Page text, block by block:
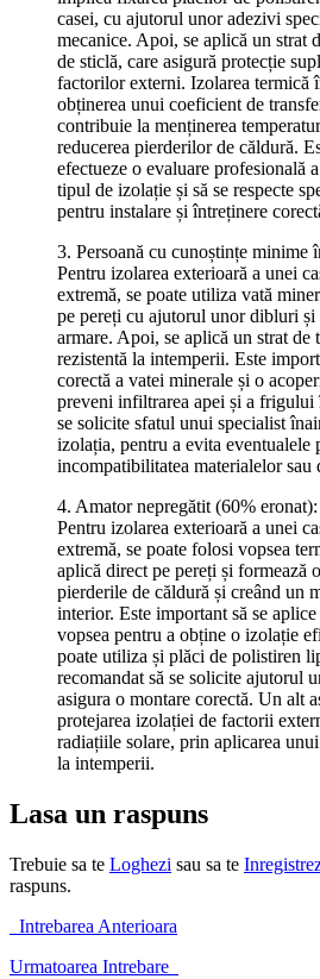
casei, cu ajutorul unor adezivi
mecanice. Apoi, se aplică un strat
de sticlă, care asigură protecție
factorilor externi. Izolarea termică
obținerea unui coeficient de
contribuie la menținerea
reducerea pierderilor de căldură.
efectueze o evaluare profesională
tipul de izolație și să se respecte
pentru instalare și întreținere
3. Persoană cu cunoștințe minime
Pentru izolarea exterioară a unei
extremă, se poate utiliza vată
pe pereți cu ajutorul unor dibluri și
armare. Apoi, se aplică un strat de
rezistentă la intemperii. Este
corectă a vatei minerale și o
preveni infiltrarea apei și a frigului
se solicite sfatul unui specialist
izolația, pentru a evita eventualele
incompatibilitatea materialelor sau
4. Amator nepregătit (60% eronat):
Pentru izolarea exterioară a unei
extremă, se poate folosi vopsea
aplică direct pe pereți și formează
pierderile de căldură și creând un
interior. Este important să se
vopsea pentru a obține o izolație
poate utiliza și plăci de polistiren
recomandat să se solicite ajutorul
asigura o montare corectă. Un alt
protejarea izolației de factorii
radiațiile solare, prin aplicarea
la intemperii.
Lasa un raspuns
Trebuie sa te Loghezi sau sa te
raspuns.
Intrebarea Anterioara
Urmatoarea Intrebare